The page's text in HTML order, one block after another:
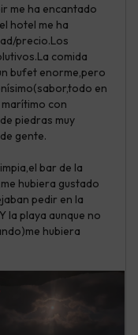
me ha encantado
hotel me ha
precio.Los
comida
bufet enorme,pero
en
con
piedras muy
gente.
bar de la
hubiera gustado
pedir en la
la playa aunque no
hubiera